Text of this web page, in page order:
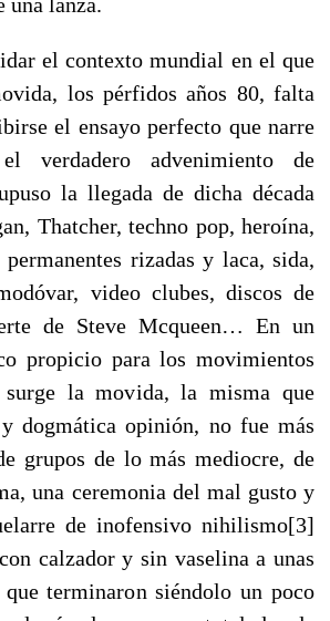
el contexto mundial en el que
los pérfidos años 80, falta
el ensayo perfecto que narre
verdadero advenimiento de
la llegada de dicha década
Thatcher, techno pop, heroína,
permanentes rizadas y laca, sida,
video clubes, discos de
de Steve Mcqueen… En un
propicio para los movimientos
surge la movida, la misma que
dogmática opinión, no fue más
grupos de lo más mediocre, de
una ceremonia del mal gusto y
de inofensivo nihilismo[3]
calzador y sin vaselina a unas
que terminaron siéndolo un poco